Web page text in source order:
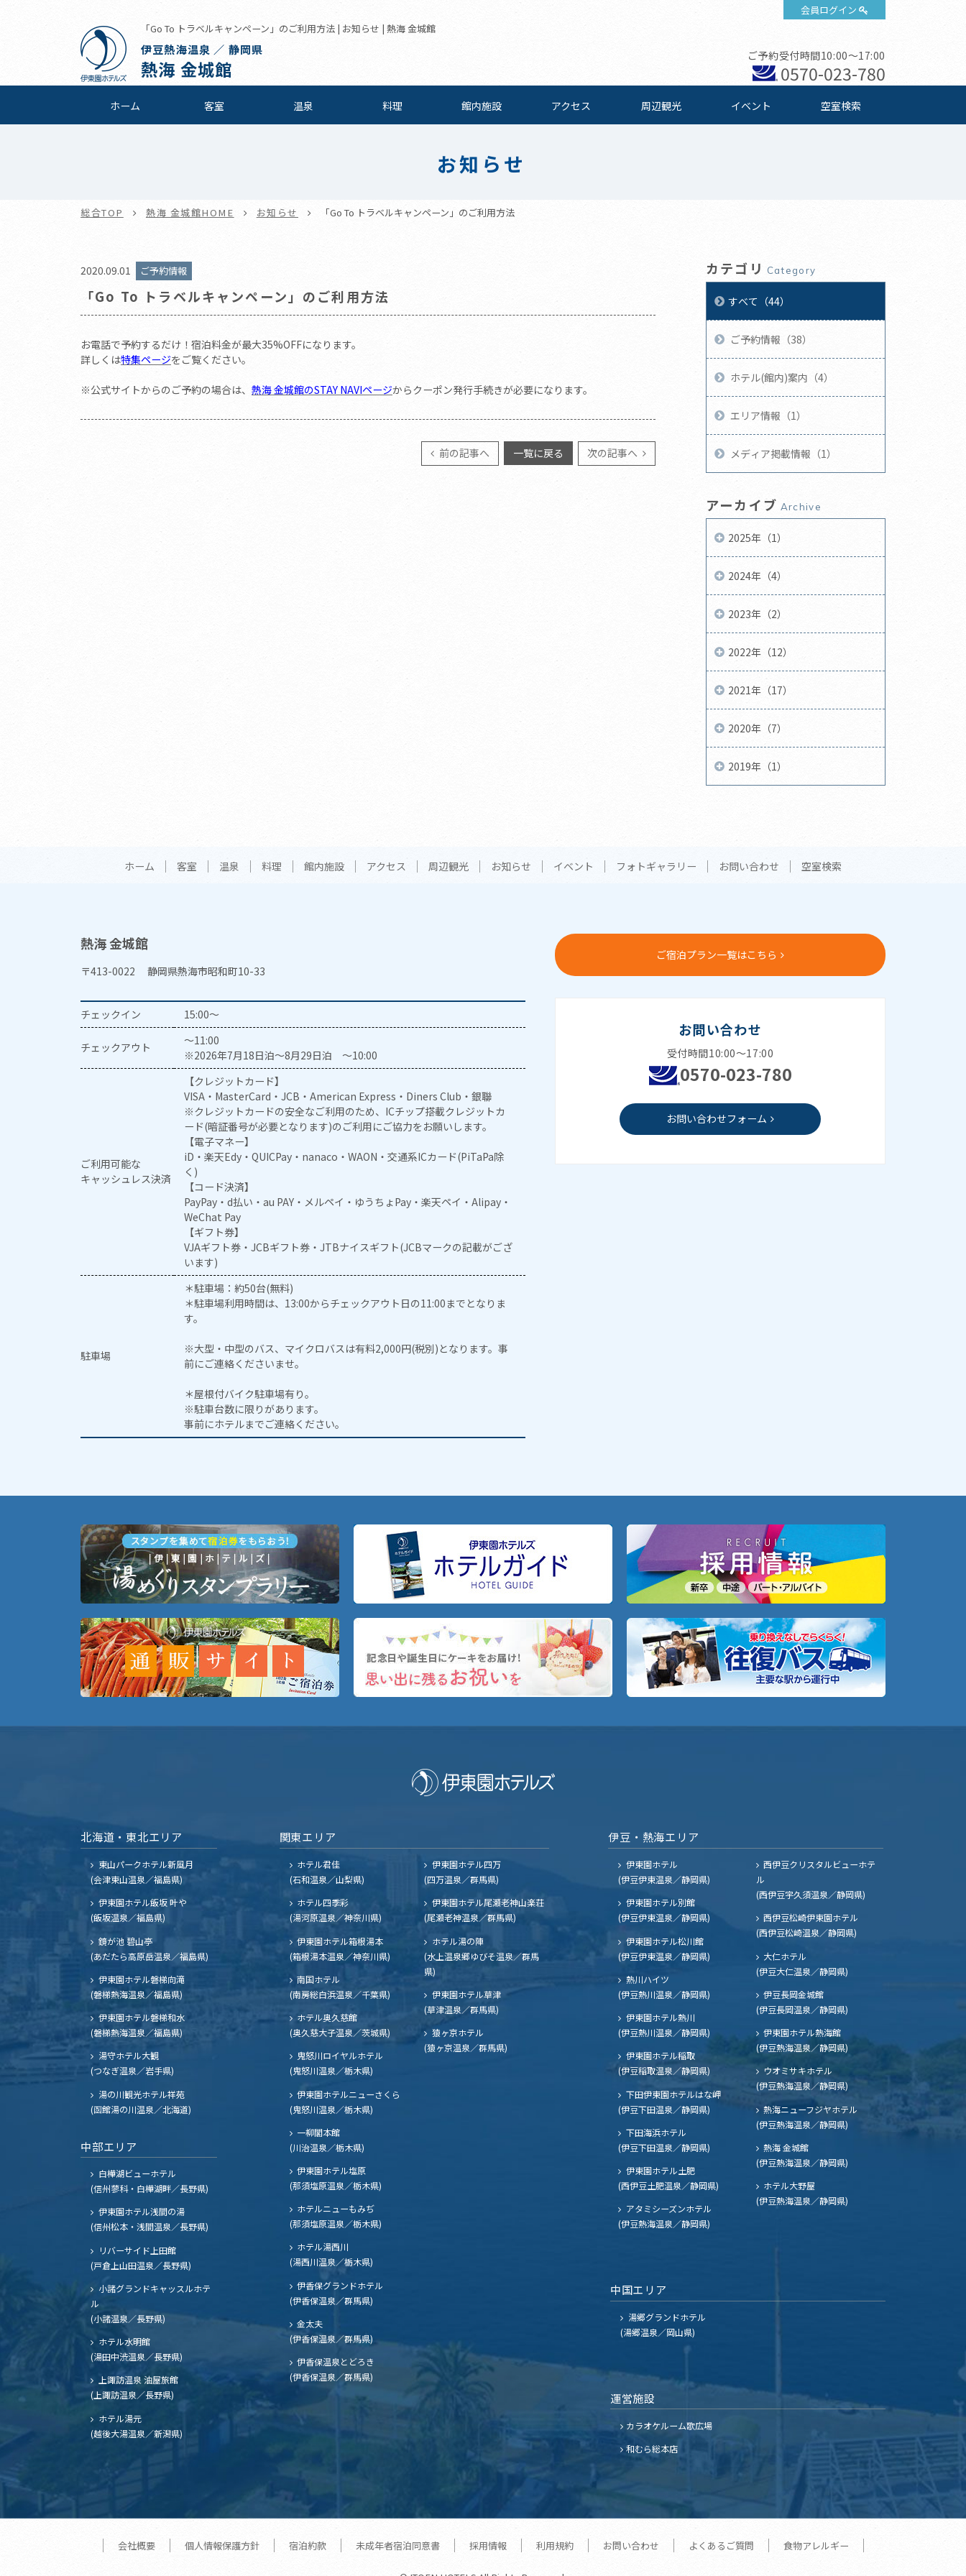
会員ログイン
「Go To トラベルキャンペーン」のご利用方法 | お知らせ | 熱海 金城館
伊豆熱海温泉 ／ 静岡県
熱海 金城館
ご予約受付時間10:00～17:00
0570-023-780
ホーム 客室 温泉 料理 館内施設 アクセス 周辺観光 イベント 空室検索
お知らせ
総合TOP 熱海 金城館HOME お知らせ 「Go To トラベルキャンペーン」のご利用方法
2020.09.01 ご予約情報
「Go To トラベルキャンペーン」のご利用方法
お電話で予約するだけ！宿泊料金が最大35%OFFになります。
詳しくは特集ページをご覧ください。
※公式サイトからのご予約の場合は、 熱海 金城館のSTAY NAVIページからクーポン発行手続きが必要になります。
前の記事へ 一覧に戻る 次の記事へ
カテゴリ Category
すべて（44）
ご予約情報（38）
ホテル(館内)案内（4）
エリア情報（1）
メディア掲載情報（1）
アーカイブ Archive
2025年（1）
2024年（4）
2023年（2）
2022年（12）
2021年（17）
2020年（7）
2019年（1）
ホーム 客室 温泉 料理 館内施設 アクセス 周辺観光 お知らせ イベント フォトギャラリー お問い合わせ 空室検索
熱海 金城館
〒413-0022 静岡県熱海市昭和町10-33
チェックイン 15:00～
チェックアウト
～11:00
※2026年7月18日泊～8月29日泊 ～10:00
ご利用可能な
キャッシュレス決済
【クレジットカード】
VISA・MasterCard・JCB・American Express・Diners Club・銀聯
※クレジットカードの安全なご利用のため、ICチップ搭載クレジットカ
ード(暗証番号が必要となります)のご利用にご協力をお願いします。
【電子マネー】
iD・楽天Edy・QUICPay・nanaco・WAON・交通系ICカード(PiTaPa除
く)
【コード決済】
PayPay・d払い・au PAY・メルペイ・ゆうちょPay・楽天ペイ・Alipay・
WeChat Pay
【ギフト券】
VJAギフト券・JCBギフト券・JTBナイスギフト(JCBマークの記載がござ
います)
駐車場
＊駐車場：約50台(無料)
＊駐車場利用時間は、13:00からチェックアウト日の11:00までとなりま
す。
※大型・中型のバス、マイクロバスは有料2,000円(税別)となります。事
前にご連絡くださいませ。
＊屋根付バイク駐車場有り。
※駐車台数に限りがあります。
事前にホテルまでご連絡ください。
ご宿泊プラン一覧はこちら
お問い合わせ
受付時間10:00～17:00
0570-023-780
お問い合わせフォーム
北海道・東北エリア
東山パークホテル新風月
(会津東山温泉／福島県)
伊東園ホテル飯坂 叶や
(飯坂温泉／福島県)
鏡が池 碧山亭
(あだたら高原岳温泉／福島県)
伊東園ホテル磐梯向滝
(磐梯熱海温泉／福島県)
伊東園ホテル磐梯和水
(磐梯熱海温泉／福島県)
湯守ホテル大観
(つなぎ温泉／岩手県)
湯の川観光ホテル祥苑
(函館湯の川温泉／北海道)
中部エリア
白樺湖ビューホテル
(信州蓼科・白樺湖畔／長野県)
伊東園ホテル浅間の湯
(信州松本・浅間温泉／長野県)
リバーサイド上田館
(戸倉上山田温泉／長野県)
小諸グランドキャッスルホテ
ル
(小諸温泉／長野県)
ホテル水明館
(湯田中渋温泉／長野県)
上諏訪温泉 油屋旅館
(上諏訪温泉／長野県)
ホテル湯元
(越後大湯温泉／新潟県)
関東エリア
ホテル君佳
(石和温泉／山梨県)
ホテル四季彩
(湯河原温泉／神奈川県)
伊東園ホテル箱根湯本
(箱根湯本温泉／神奈川県)
南国ホテル
(南房総白浜温泉／千葉県)
ホテル奥久慈館
(奥久慈大子温泉／茨城県)
鬼怒川ロイヤルホテル
(鬼怒川温泉／栃木県)
伊東園ホテルニューさくら
(鬼怒川温泉／栃木県)
一柳閣本館
(川治温泉／栃木県)
伊東園ホテル塩原
(那須塩原温泉／栃木県)
ホテルニューもみぢ
(那須塩原温泉／栃木県)
ホテル湯西川
(湯西川温泉／栃木県)
伊香保グランドホテル
(伊香保温泉／群馬県)
金太夫
(伊香保温泉／群馬県)
伊香保温泉とどろき
(伊香保温泉／群馬県)
伊東園ホテル四万
(四万温泉／群馬県)
伊東園ホテル尾瀬老神山楽荘
(尾瀬老神温泉／群馬県)
ホテル湯の陣
(水上温泉郷ゆびそ温泉／群馬
県)
伊東園ホテル草津
(草津温泉／群馬県)
猿ヶ京ホテル
(猿ヶ京温泉／群馬県)
伊豆・熱海エリア
伊東園ホテル
(伊豆伊東温泉／静岡県)
伊東園ホテル別館
(伊豆伊東温泉／静岡県)
伊東園ホテル松川館
(伊豆伊東温泉／静岡県)
熱川ハイツ
(伊豆熱川温泉／静岡県)
伊東園ホテル熱川
(伊豆熱川温泉／静岡県)
伊東園ホテル稲取
(伊豆稲取温泉／静岡県)
下田伊東園ホテルはな岬
(伊豆下田温泉／静岡県)
下田海浜ホテル
(伊豆下田温泉／静岡県)
伊東園ホテル土肥
(西伊豆土肥温泉／静岡県)
西伊豆クリスタルビューホテ
ル
(西伊豆宇久須温泉／静岡県)
西伊豆松崎伊東園ホテル
(西伊豆松崎温泉／静岡県)
大仁ホテル
(伊豆大仁温泉／静岡県)
伊豆長岡金城館
(伊豆長岡温泉／静岡県)
伊東園ホテル熱海館
(伊豆熱海温泉／静岡県)
ウオミサキホテル
(伊豆熱海温泉／静岡県)
熱海ニューフジヤホテル
(伊豆熱海温泉／静岡県)
熱海 金城館
(伊豆熱海温泉／静岡県)
ホテル大野屋
(伊豆熱海温泉／静岡県)
アタミシーズンホテル
(伊豆熱海温泉／静岡県)
中国エリア
湯郷グランドホテル
(湯郷温泉／岡山県)
運営施設
カラオケルーム歌広場
和むら総本店
会社概要 個人情報保護方針 宿泊約款 未成年者宿泊同意書 採用情報 利用規約 お問い合わせ よくあるご質問 食物アレルギー